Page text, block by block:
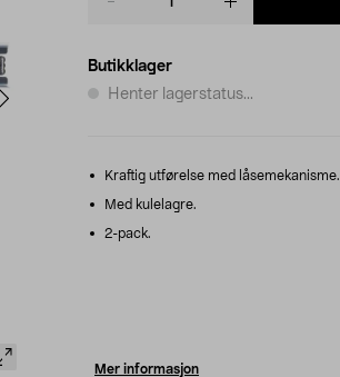
Butikklager
Henter lagerstatus...
Kraftig utførelse med låsemekanisme.
Med kulelagre.
2-pack.
Mer informasjon